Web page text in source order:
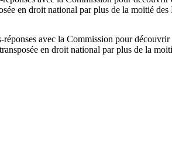
en droit national par plus de la moitié des
avec la Commission pour
en droit national par plus de la